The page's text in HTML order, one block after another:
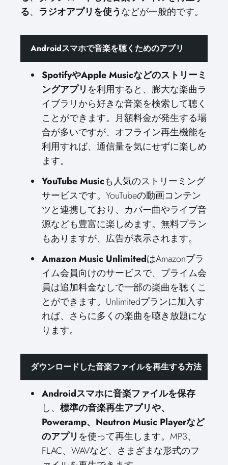
る、 ラジオアプリを使うなどが一般的です。
Androidスマホで音楽を聴くためのアプリ
SpotifyやApple Musicなどのストリーミ
ングアプリ を利用すると、膨大な楽曲ラ
イブラリから好きな音楽を検索して聴く
ことができます。月額料金が発生する場
合が多いですが、オフライン再生機能を
利用すれば、通信量を気にせずに楽しめ
ます。
YouTube Musicも人気のストリーミング
サービスです。YouTubeの動画コンテン
ツと連携しており、カバー曲やライブ音
源なども豊富に楽しめます。無料プラン
もありますが、広告が表示されます。
Amazon Music UnlimitedはAmazonプラ
イム会員向けのサービスで、プライム会
員は追加料金なしで一部の楽曲を聴くこ
とができます。Unlimitedプランに加入す
れば、さらに多くの楽曲を聴き放題にな
ります。
ダウンロードした音楽ファイルを再生する方法
Androidスマホに音楽ファイルを保存
し、 標準の音楽再生アプリや、
Poweramp、Neutron Music Playerなど
のアプリ を使って再生します。MP3、
FLAC、WAVなど、さまざまな形式のフ